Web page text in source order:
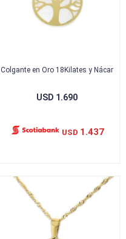
Colgante en Oro 18Kilates y Nácar
USD 1.690
USD 1.437